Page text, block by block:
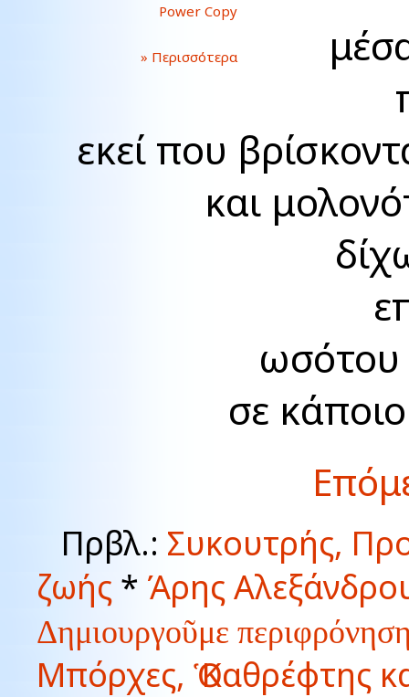
Power Copy
» Περισσότερα
εκεί που
και
ωσότου
σε
Πρβλ.: Συκουτρής,
ζωής * Άρης
Δημιουργοῦμε
Μπόρχες, Ὁ Καθρέφτης